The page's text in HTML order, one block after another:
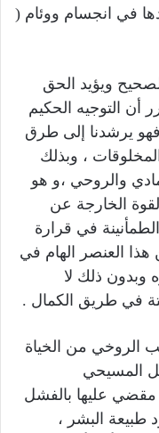
في انجسام ووئام (
ويؤيد الحق
أن التوجيه الحكيم
فهو يرشدنا إلى طرق
، وبذلك
والروحي ،و هو
الخارجة عن
في قرارة
العنصر الهام في
وبدون ذلك لا
في طريق الكمال .
الروخي من الخياة
المسيحي
مقضي عليها بالفشل
طبيعة البشر ،